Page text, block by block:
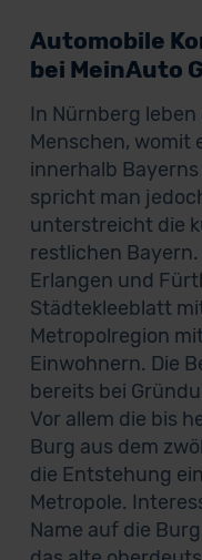
Automobile
bei MeinAuto
In Nürnberg
Menschen, womit
innerhalb
spricht man
unterstreicht die
restlichen
Erlangen und
Städtekleeblatt
Metropolregion
Einwohnern. Die
bereits bei
Vor allem die bis
Burg aus dem
die Entstehung
Metropole.
Name auf die